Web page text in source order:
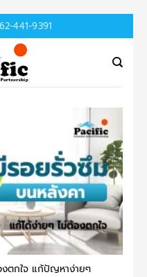
441-9391
ตกใจ แก้ปัญหาง่ายๆ